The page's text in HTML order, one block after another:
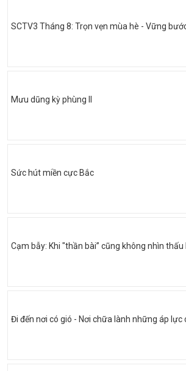
SCTV3 Tháng 8: Trọn vẹn mùa hè - Vững
Mưu dũng kỳ phùng II
Sức hút miền cực Bắc
Cạm bẫy: Khi "thần bài” cũng không nhìn
Đi đến nơi có gió - Nơi chữa lành những áp lực